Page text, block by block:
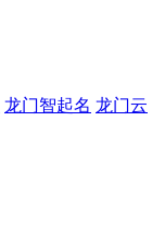
龙门智起名 龙门云